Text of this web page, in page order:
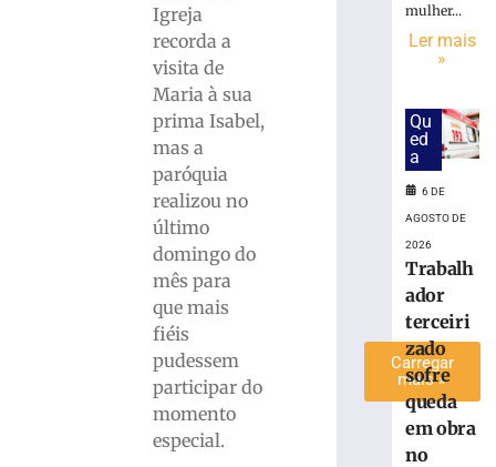
Igreja
recorda a
visita de
Maria à sua
prima Isabel,
mas a
paróquia
realizou no
último
domingo do
mês para
que mais
fiéis
pudessem
participar do
momento
especial.
signos
feira,
07/08
agosto
Carregar
mais »
mulher...
Ler mais
»
Qu
ed
a
6 DE
AGOSTO DE
2026
Trabalh
ador
terceiri
zado
sofre
queda
em obra
no